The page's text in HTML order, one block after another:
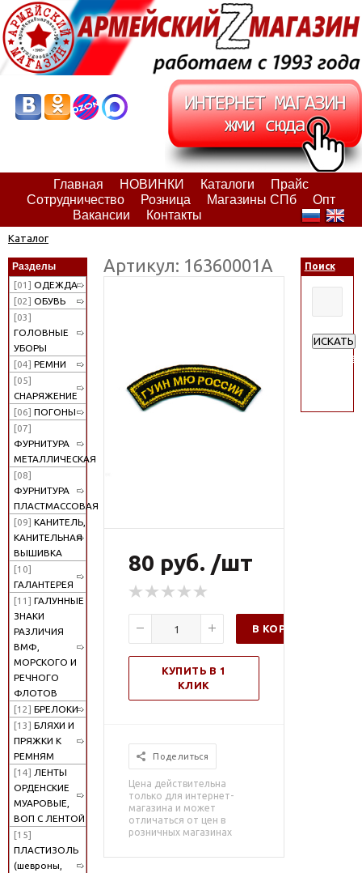
Главная НОВИНКИ Каталоги
Прайс
Сотрудничество
Розница Магазины СПб
Опт
Вакансии
Контакты
Каталог
Разделы
[01] ОДЕЖДА
[02] ОБУВЬ
[03]
ГОЛОВНЫЕ
УБОРЫ
[04] РЕМНИ
[05]
СНАРЯЖЕНИЕ
[06] ПОГОНЫ
[07]
ФУРНИТУРА
МЕТАЛЛИЧЕСКАЯ
[08]
ФУРНИТУРА
ПЛАСТМАССОВАЯ
[09] КАНИТЕЛЬ,
КАНИТЕЛЬНАЯ
ВЫШИВКА
[10]
ГАЛАНТЕРЕЯ
[11] ГАЛУННЫЕ
ЗНАКИ
РАЗЛИЧИЯ
ВМФ,
МОРСКОГО И
РЕЧНОГО
ФЛОТОВ
[12] БРЕЛОКИ
[13] БЛЯХИ И
ПРЯЖКИ К
РЕМНЯМ
[14] ЛЕНТЫ
ОРДЕНСКИЕ
МУАРОВЫЕ,
ВОП С ЛЕНТОЙ
[15]
ПЛАСТИЗОЛЬ
(шевроны,
Артикул: 16360001А
80 руб. /шт
В КОРЗИНУ
КУПИТЬ В 1
КЛИК
Поделиться
Цена действительна
только для интернет-
магазина и может
отличаться от цен в
розничных магазинах
Поиск
ИСКАТЬ